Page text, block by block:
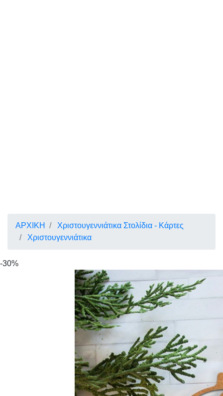
ΑΡΧΙΚΗ
Χριστουγεννιάτικα Στολίδια - Κάρτες
Χριστουγεννιάτικα
-30%